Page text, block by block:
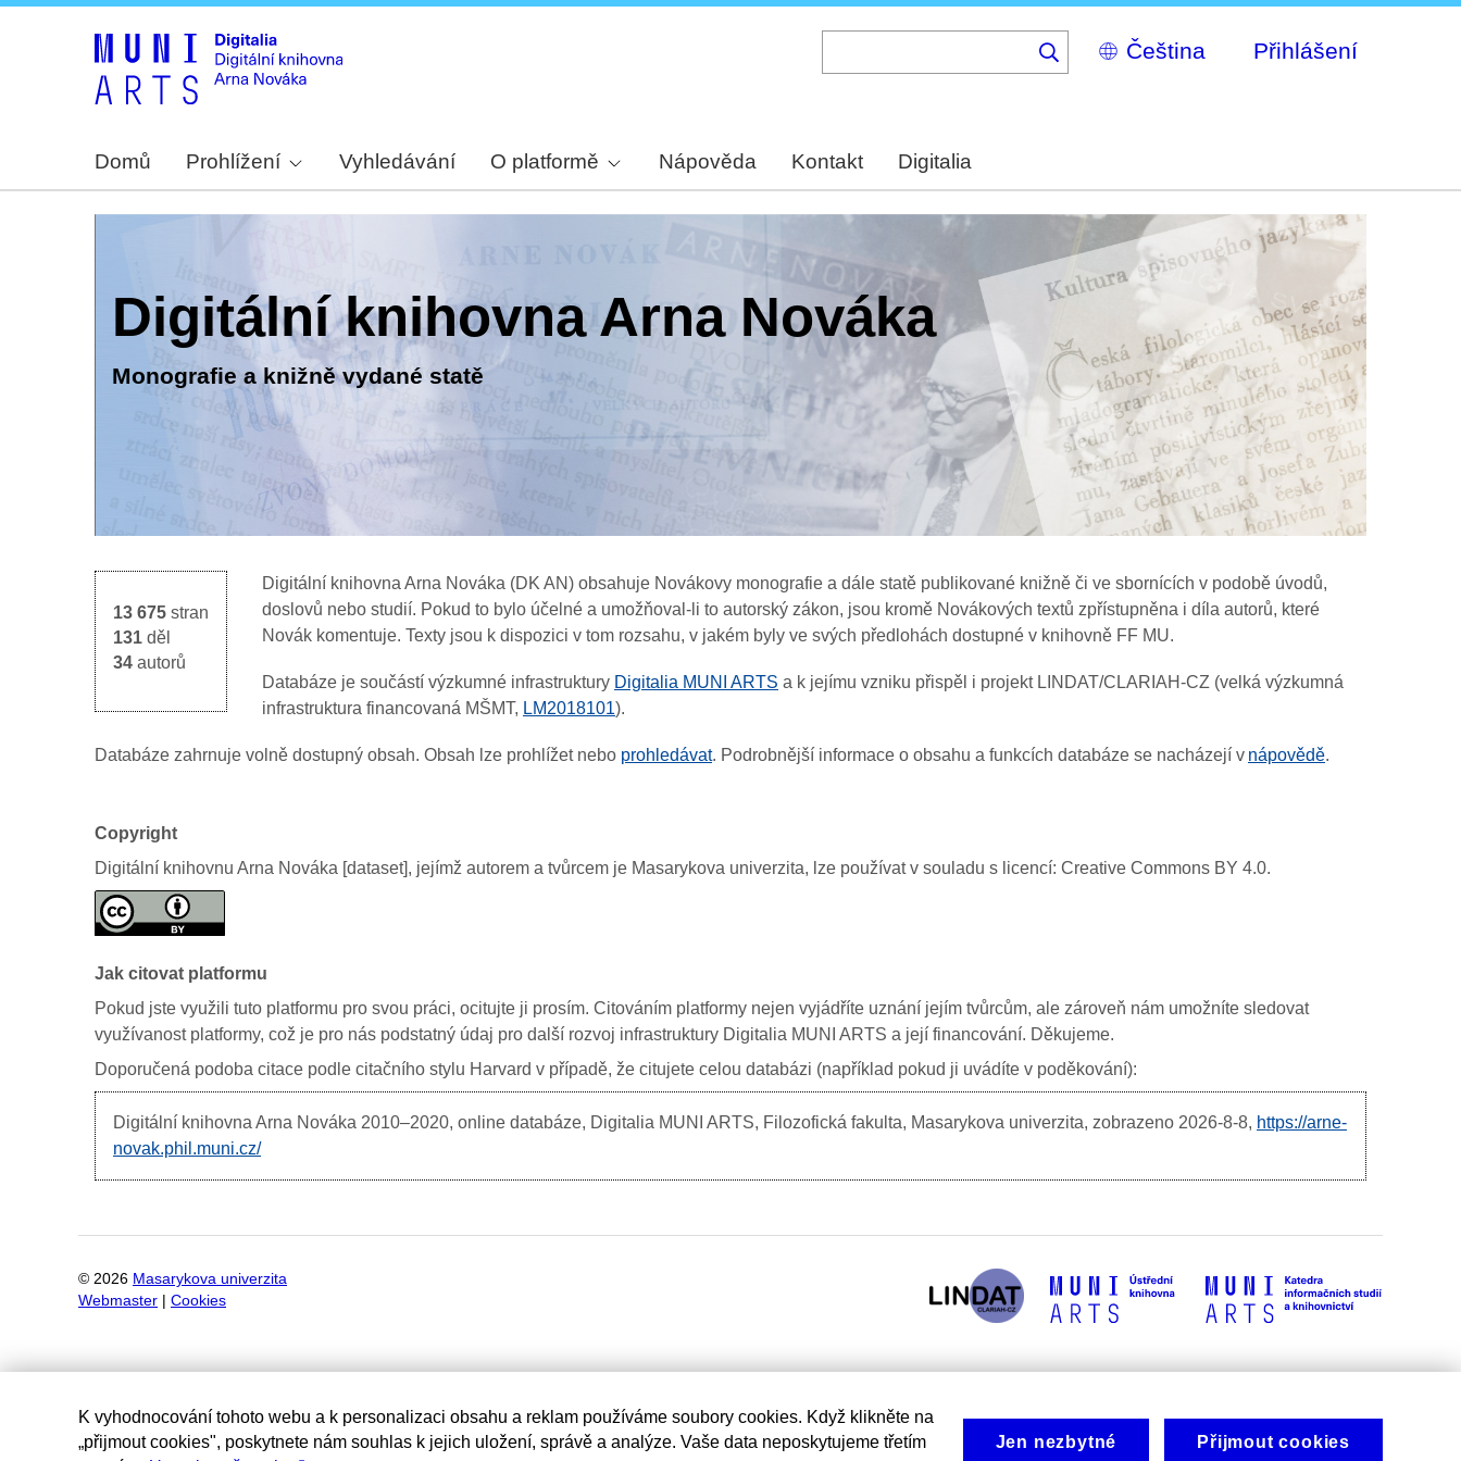
Select
your
Přihlášení
Domů Prohlížení Vyhledávání O platformě Nápověda Kontakt Digitalia
Digitální knihovna Arna Nováka
Monografie a knižně vydané statě
13 675 stran
131 děl
34 autorů
Digitální knihovna Arna Nováka (DK AN) obsahuje Novákovy monografie a dále statě publikované knižně či ve sbornících v podobě úvodů,
doslovů nebo studií. Pokud to bylo účelné a umožňoval-li to autorský zákon, jsou kromě Novákových textů zpřístupněna i díla autorů, které
Novák komentuje. Texty jsou k dispozici v tom rozsahu, v jakém byly ve svých předlohách dostupné v knihovně FF MU.
Databáze je součástí výzkumné infrastruktury Digitalia MUNI ARTS a k jejímu vzniku přispěl i projekt LINDAT/CLARIAH-CZ (velká výzkumná
infrastruktura financovaná MŠMT, LM2018101).
Databáze zahrnuje volně dostupný obsah. Obsah lze prohlížet nebo prohledávat. Podrobnější informace o obsahu a funkcích databáze se nacházejí v nápovědě.
Copyright
Digitální knihovnu Arna Nováka [dataset], jejímž autorem a tvůrcem je Masarykova univerzita, lze používat v souladu s licencí: Creative Commons BY 4.0.
Jak citovat platformu
Pokud jste využili tuto platformu pro svou práci, ocitujte ji prosím. Citováním platformy nejen vyjádříte uznání jejím tvůrcům, ale zároveň nám umožníte sledovat
využívanost platformy, což je pro nás podstatný údaj pro další rozvoj infrastruktury Digitalia MUNI ARTS a její financování. Děkujeme.
Doporučená podoba citace podle citačního stylu Harvard v případě, že citujete celou databázi (například pokud ji uvádíte v poděkování):
Digitální knihovna Arna Nováka 2010–2020, online databáze, Digitalia MUNI ARTS, Filozofická fakulta, Masarykova univerzita, zobrazeno 2026-8-8, https://arne-
novak.phil.muni.cz/
© 2026 Masarykova univerzita
Webmaster
Cookies
K vyhodnocování tohoto webu a k personalizaci obsahu a reklam používáme soubory cookies. Když klikněte na
„přijmout cookies", poskytnete nám souhlas k jejich uložení, správě a analýze. Vaše data neposkytujeme třetím
Jen nezbytné Přijmout cookies